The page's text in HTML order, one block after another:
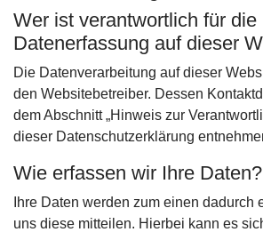
Wer ist verantwortlich für die
Datenerfassung auf dieser
Die Datenverarbeitung auf dieser
den Websitebetreiber. Dessen
dem Abschnitt „Hinweis zur
dieser Datenschutzerklärung
Wie erfassen wir Ihre Daten?
Ihre Daten werden zum einen dadurch
uns diese mitteilen. Hierbei kann es